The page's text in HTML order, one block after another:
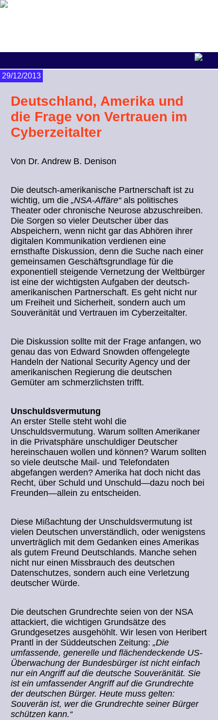
29/12/2013
Deutschland, Amerika und
die Frage von Vertrauen im
Cyberzeitalter
Von Dr. Andrew B. Denison
Die deutsch-amerikanische Partnerschaft ist zu
wichtig, um die„NSA-Affäre“als politisches
Theater oder chronische Neurose abzuschreiben.
Die Sorgen so vieler Deutscher über das
Abspeichern, wenn nicht gar das Abhören ihrer
digitalen Kommunikation verdienen eine
ernsthafte Diskussion, denn die Suche nach einer
gemeinsamen Geschäftsgrundlage für die
exponentiell steigende Vernetzung der Weltbürger
ist eine der wichtigsten Aufgaben der deutsch-
amerikanischen Partnerschaft. Es geht nicht nur
um Freiheit und Sicherheit, sondern auch um
Souveränität und Vertrauen im Cyberzeitalter.
Die Diskussion sollte mit der Frage anfangen, wo
genau das von Edward Snowden offengelegte
Handeln der National Security Agency und der
amerikanischen Regierung die deutschen
Gemüter am schmerzlichsten trifft.
Unschuldsvermutung
An erster Stelle steht wohl die
Unschuldsvermutung. Warum sollten Amerikaner
in die Privatsphäre unschuldiger Deutscher
hereinschauen wollen und können? Warum sollten
so viele deutsche Mail- und Telefondaten
abgefangen werden? Amerika hat doch nicht das
Recht, über Schuld und Unschuld—dazu noch bei
Freunden—allein zu entscheiden.
Diese Mißachtung der Unschuldsvermutung ist
vielen Deutschen unverständlich, oder wenigstens
unverträglich mit dem Gedanken eines Amerikas
als gutem Freund Deutschlands. Manche sehen
nicht nur einen Missbrauch des deutschen
Datenschutzes, sondern auch eine Verletzung
deutscher Würde.
Die deutschen Grundrechte seien von der NSA
attackiert, die wichtigen Grundsätze des
Grundgesetzes ausgehöhlt. Wir lesen von Heribert
Prantl in der Süddeutschen Zeitung:„Die
umfassende, generelle und flächendeckende US-
Überwachung der Bundesbürger ist nicht einfach
nur ein Angriff auf die deutsche Souveränität. Sie
ist ein umfassender Angriff auf die Grundrechte
der deutschen Bürger. Heute muss gelten:
Souverän ist, wer die Grundrechte seiner Bürger
schützen kann.“